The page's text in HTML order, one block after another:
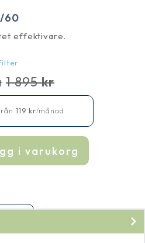
60
effektivare.
1 895kr
119 kr/månad
i varukorg